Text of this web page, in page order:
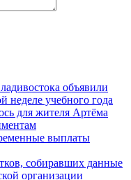
объявили
неделе учебного года
для жителя Артёма
выплаты
собиравших данные
организации